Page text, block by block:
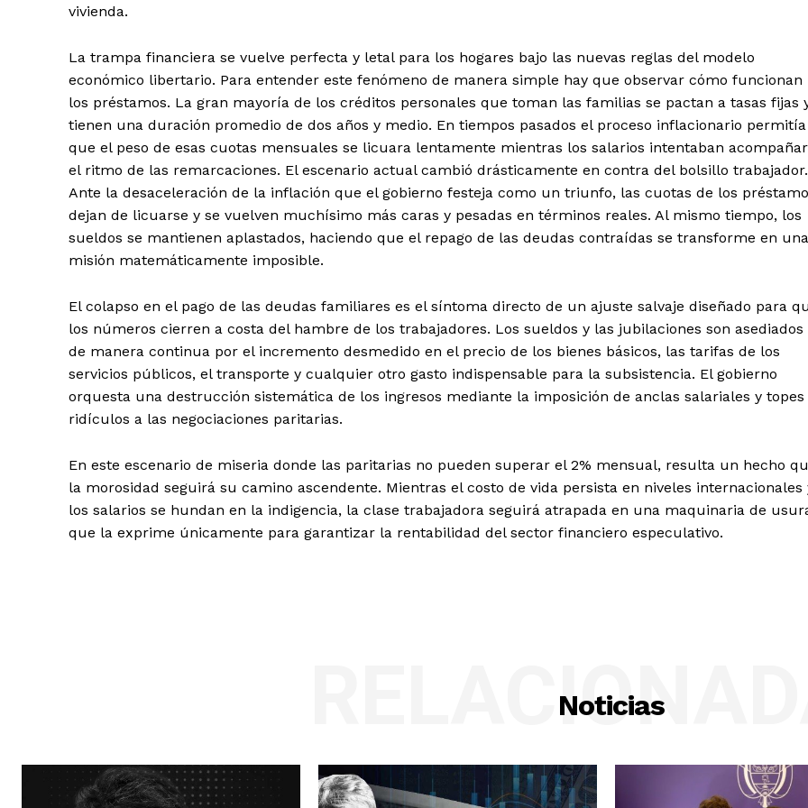
vivienda.
La trampa financiera se vuelve perfecta y letal para los hogares bajo las nuevas reglas del modelo
económico libertario. Para entender este fenómeno de manera simple hay que observar cómo funcionan
los préstamos. La gran mayoría de los créditos personales que toman las familias se pactan a tasas fijas
tienen una duración promedio de dos años y medio. En tiempos pasados el proceso inflacionario permitía
que el peso de esas cuotas mensuales se licuara lentamente mientras los salarios intentaban acompañar
el ritmo de las remarcaciones. El escenario actual cambió drásticamente en contra del bolsillo trabajador.
Ante la desaceleración de la inflación que el gobierno festeja como un triunfo, las cuotas de los
dejan de licuarse y se vuelven muchísimo más caras y pesadas en términos reales. Al mismo tiempo, los
sueldos se mantienen aplastados, haciendo que el repago de las deudas contraídas se transforme en una
misión matemáticamente imposible.
El colapso en el pago de las deudas familiares es el síntoma directo de un ajuste salvaje diseñado para
los números cierren a costa del hambre de los trabajadores. Los sueldos y las jubilaciones son asediados
de manera continua por el incremento desmedido en el precio de los bienes básicos, las tarifas de los
servicios públicos, el transporte y cualquier otro gasto indispensable para la subsistencia. El gobierno
orquesta una destrucción sistemática de los ingresos mediante la imposición de anclas salariales y topes
ridículos a las negociaciones paritarias.
En este escenario de miseria donde las paritarias no pueden superar el 2% mensual, resulta un hecho
la morosidad seguirá su camino ascendente. Mientras el costo de vida persista en niveles internacionales
los salarios se hundan en la indigencia, la clase trabajadora seguirá atrapada en una maquinaria de
que la exprime únicamente para garantizar la rentabilidad del sector financiero especulativo.
Noticias